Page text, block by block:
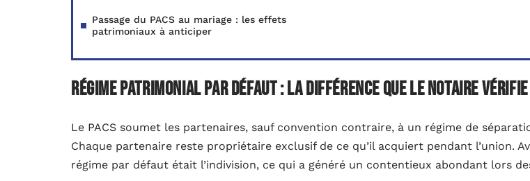
Passage du PACS au mariage : les effets
patrimoniaux à anticiper
Régime patrimonial par défaut : la différence que le notaire
Le PACS soumet les partenaires, sauf convention contraire, à un régime de
Chaque partenaire reste propriétaire exclusif de ce qu’il acquiert pendant l’union.
régime par défaut était l’indivision, ce qui a généré un contentieux abondant lors